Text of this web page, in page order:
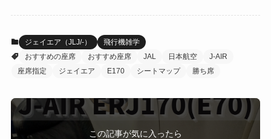
ジェイエア（JLJ/-）
飛行機雑学
おすすめの座席
おすすめ座席 JAL 日本航空
J-AIR
座席指定
ジェイエア E170 シートマップ 勝ち席
この記事が気に入ったら